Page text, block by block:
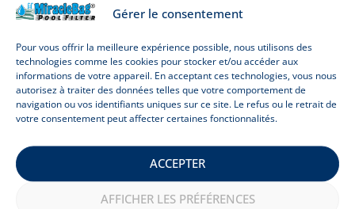
Gérer le consentement
Pour vous offrir la meilleure expérience possible, nous utilisons des
technologies comme les cookies pour stocker et/ou accéder aux
informations de votre appareil. En acceptant ces technologies, vous nous
autorisez à traiter des données telles que votre comportement de
navigation ou vos identifiants uniques sur ce site. Le refus ou le retrait de
votre consentement peut affecter certaines fonctionnalités.
ACCEPTER
AFFICHER LES PRÉFÉRENCES
un long tuyau pour s'assurer que la pompe
éloignés que possible l'un de l'autre. L'eau
propre sortant du sac filtre poussera l'eau
non filtrée vers la pompe. La pompe au fond
de la piscine aspire toutes les impuretés
flottantes et la majeure partie du sable. Le
sable plus lourd qui s'accumule dans les plis
du fond de la piscine peut être poussé vers
la pompe avec une brosse. De cette façon,
l'eau de la piscine sera propre en quelques